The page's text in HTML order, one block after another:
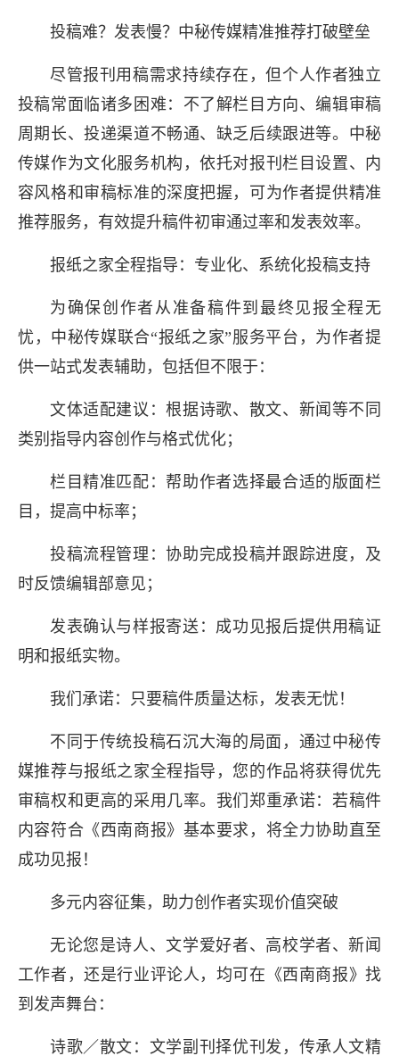
投稿难？发表慢？中秘传媒精准推荐打破壁垒
尽管报刊用稿需求持续存在，但个人作者独立
投稿常面临诸多困难：不了解栏目方向、编辑审稿
周期长、投递渠道不畅通、缺乏后续跟进等。中秘
传媒作为文化服务机构，依托对报刊栏目设置、内
容风格和审稿标准的深度把握，可为作者提供精准
推荐服务，有效提升稿件初审通过率和发表效率。
报纸之家全程指导：专业化、系统化投稿支持
为确保创作者从准备稿件到最终见报全程无
忧，中秘传媒联合“报纸之家”服务平台，为作者提
供一站式发表辅助，包括但不限于：
文体适配建议：根据诗歌、散文、新闻等不同
类别指导内容创作与格式优化；
栏目精准匹配：帮助作者选择最合适的版面栏
目，提高中标率；
投稿流程管理：协助完成投稿并跟踪进度，及
时反馈编辑部意见；
发表确认与样报寄送：成功见报后提供用稿证
明和报纸实物。
我们承诺：只要稿件质量达标，发表无忧！
不同于传统投稿石沉大海的局面，通过中秘传
媒推荐与报纸之家全程指导，您的作品将获得优先
审稿权和更高的采用几率。我们郑重承诺：若稿件
内容符合《西南商报》基本要求，将全力协助直至
成功见报！
多元内容征集，助力创作者实现价值突破
无论您是诗人、文学爱好者、高校学者、新闻
工作者，还是行业评论人，均可在《西南商报》找
到发声舞台：
诗歌／散文：文学副刊择优刊发，传承人文精
表！《西南商报》：立足西南、辐
《西南商报》是国内具有重要影响
家新闻出版部门核发的正式刊号。报